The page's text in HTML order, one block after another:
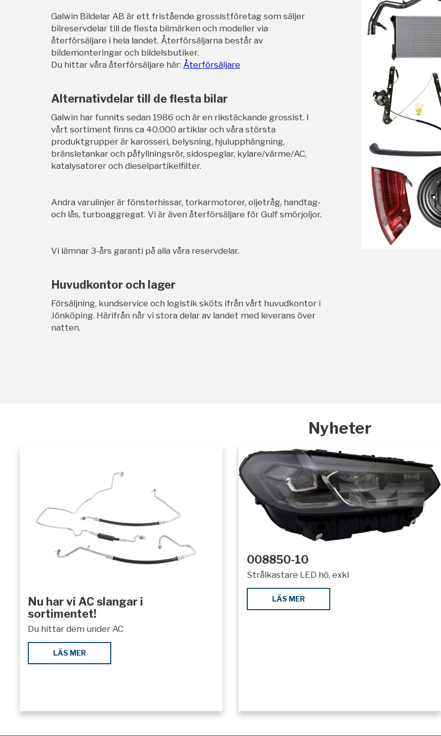
Galwin Bildelar AB är ett fristående grossistföretag som säljer
bilreservdelar till de flesta bilmärken och modeller via
återförsäljare i hela landet. Återförsäljarna består av
bildemonteringar och bildelsbutiker.
Du hittar våra återförsäljare här: Återförsäljare
Alternativdelar till de flesta bilar
Galwin har funnits sedan 1986 och är en rikstäckande grossist. I
vårt sortiment finns ca 40.000 artiklar och våra största
produktgrupper är karosseri, belysning, hjulupphängning,
bränsletankar och påfyllningsrör, sidospeglar, kylare/värme/AC,
katalysatorer och dieselpartikelfilter.
Andra varulinjer är fönsterhissar, torkarmotorer, oljetråg, handtag-
och lås, turboaggregat. Vi är även återförsäljare för Gulf smörjoljor.
Vi lämnar 3-års garanti på alla våra reservdelar.
Huvudkontor och lager
Försäljning, kundservice och logistik sköts ifrån vårt huvudkontor i
Jönköping. Härifrån når vi stora delar av landet med leverans över
natten.
Nyheter
Nu har vi AC slangar i
sortimentet!
Du hittar dem under AC
LÄS MER
008850-10
Strålkastare LED hö, exkl
LÄS MER